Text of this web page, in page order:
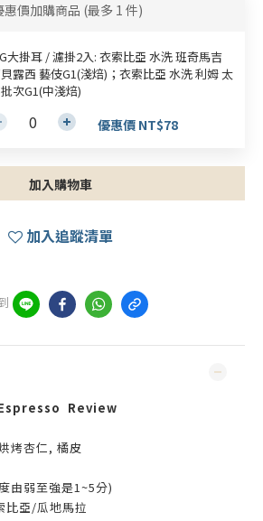
惠價加購商品 (最多 1 件)
大掛耳 / 濾掛2入: 衣索比亞 水洗 班奇馬吉
露西 藝伎G1(淺焙)；衣索比亞 水洗 利姆 太
次G1(中淺焙)
優惠價 NT$78
加入購物車
加入追蹤清單
Espresso Review
烤杏仁, 橘皮
由弱至強是1~5分)
亞/瓜地馬拉